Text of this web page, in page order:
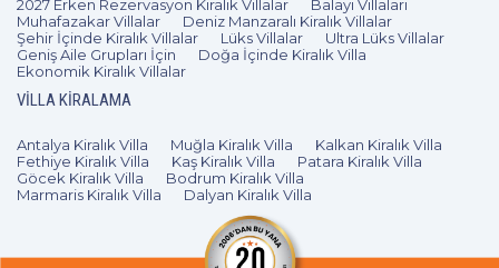
açılan huzurlu Likya Yolu’nun eşsiz antik güzelliklerine,
Kabak Koyu’nun dingin tabiatına, Ölüdeniz’in cennetten
bir parça olan doğasına, Kelebekler Vadisi’nin insanı
katılacağınız tekne turları ile civardaki adaları da gezme
şansına sahipsiniz. Yine, köy içindeki yerel güzellikler,
Saklıkent’teki şelaleler, sık ormanlar, Faralya’nın doğası
tarafından, daha keyifli bir tatil için sizlere hediye ediliyor.
Faralya Kiralık Villa Fiyatları
2027 Erken Rezervasyon Kiralık Villalar
Balayı Villaları
Muhafazakar Villalar
Deniz Manzaralı Kiralık Villalar
Şehir İçinde Kiralık Villalar
Lüks Villalar
Ultra Lüks Villalar
Geniş Aile Grupları İçin
Doğa İçinde Kiralık Villa
Ekonomik Kiralık Villalar
VILLA KIRALAMA
Antalya Kiralık Villa Muğla Kiralık Villa
Kalkan Kiralık Villa
Fethiye Kiralık Villa
Kaş Kiralık Villa
Patara Kiralık Villa
Göcek Kiralık Villa
Bodrum Kiralık Villa
Marmaris Kiralık Villa
Dalyan Kiralık Villa